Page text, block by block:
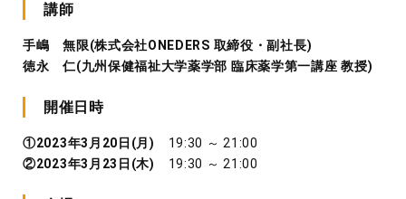
講師
手嶋 無限(株式会社ONEDERS 取締役・副社長)
徳永 仁(九州保健福祉大学薬学部 臨床薬学第一講座 教授)
開催日時
①2023年3月20日(月)
19:30 ～ 21:00
②2023年3月23日(木)
19:30 ～ 21:00